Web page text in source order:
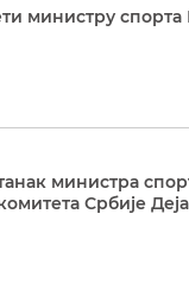
министру
министра
Србије